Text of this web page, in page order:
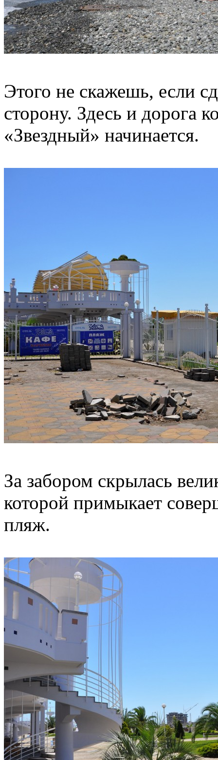
Этого не скажешь, если
сторону. Здесь и дорога
«Звездный» начинается.
За забором скрылась
которой примыкает
пляж.